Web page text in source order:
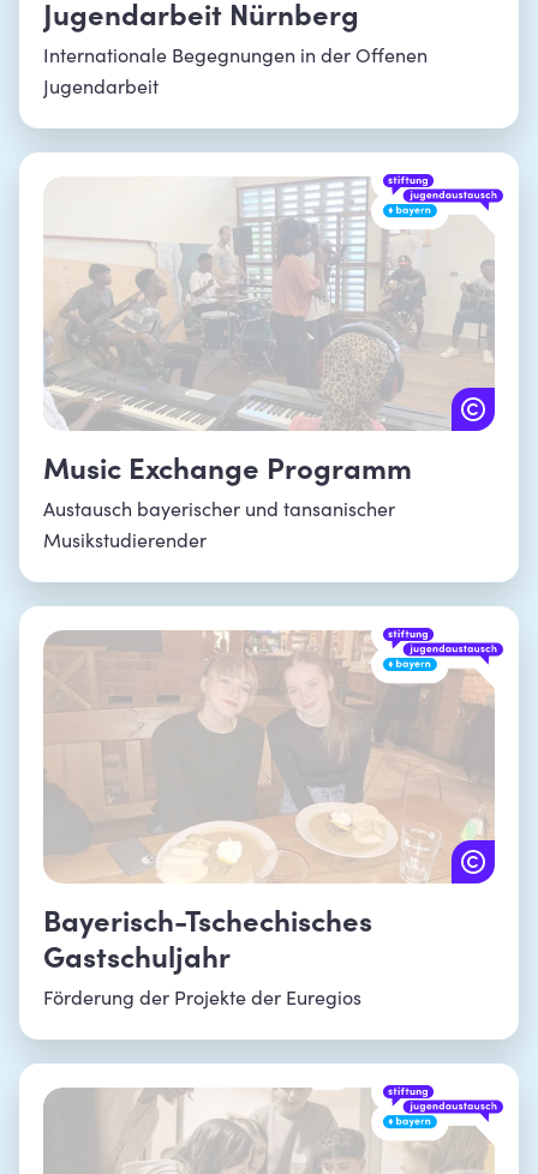
Jugendarbeit Nürnberg
Internationale Begegnungen in der Offenen
Jugendarbeit
Music Exchange Programm
Austausch bayerischer und tansanischer
Musikstudierender
Bayerisch-Tschechisches
Gastschuljahr
Förderung der Projekte der Euregios